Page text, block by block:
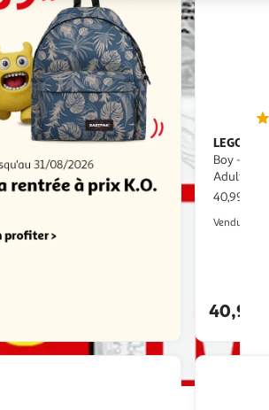
LEGO
Boy - Set
Adulte -
40,99€ /
Vendu par
40,99€